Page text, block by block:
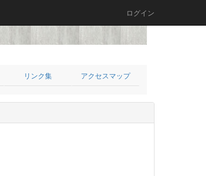
ログイン
リンク集 アクセスマップ